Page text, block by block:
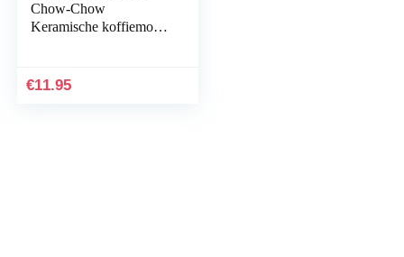
Chow-Chow
Keramische koffiemok
€11.95